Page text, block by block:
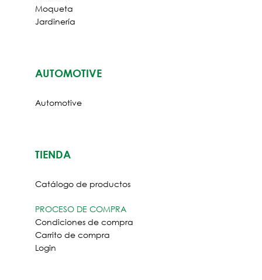
Moqueta
Jardinería
AUTOMOTIVE
Automotive
TIENDA
Catálogo de productos
PROCESO DE COMPRA
Condiciones de compra
Carrito de compra
Login